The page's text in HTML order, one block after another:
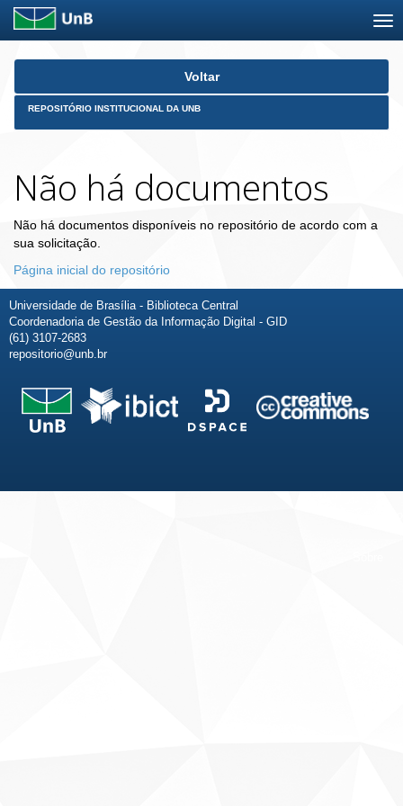
Skip
Voltar
REPOSITÓRIO INSTITUCIONAL DA UNB
Não há documentos
Não há documentos disponíveis no repositório de acordo com a
sua solicitação.
Página inicial do repositório
Universidade de Brasília - Biblioteca Central
Coordenadoria de Gestão da Informação Digital - GID
(61) 3107-2683
repositorio@unb.br